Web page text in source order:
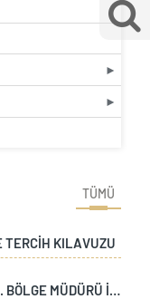
TÜMÜ
TERCİH KILAVUZU
ULAŞTIRMA VE ALTYAPI BAKANLIĞI 8. BÖLGE MÜDÜRÜ İLE ÇAYKUR DİYARBAKIR BÖLGE MÜDÜRÜNÜN BÖLGE MÜDÜRLÜĞÜMÜZÜ ZİYARETİ